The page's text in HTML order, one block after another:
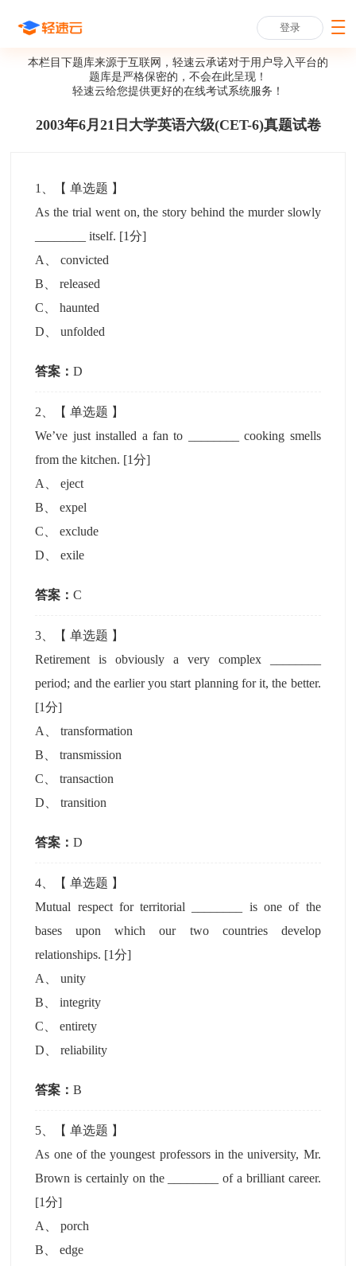
登录
本栏目下题库来源于互联网，轻速云承诺对于用户导入平台的
题库是严格保密的，不会在此呈现！
轻速云给您提供更好的在线考试系统服务！
2003年6月21日大学英语六级(CET-6)真题试卷
1 、【单选题 】
As the trial went on, the story behind the murder slowly
________ itself. [1分]
A
、convicted
B 、released
C 、haunted
D 、unfolded
答案：D
2 、【单选题 】
We’ve just installed a fan to ________ cooking smells
from the kitchen. [1分]
A
、eject
B 、expel
C 、exclude
D 、exile
答案：C
3 、【单选题 】
Retirement is obviously a very complex ________
period; and the earlier you start planning for it, the better.
[1分]
A
、transformation
B 、transmission
C 、transaction
D 、transition
答案：D
4 、【单选题 】
Mutual respect for territorial ________ is one of the
bases upon which our two countries develop
relationships. [1分]
A
、unity
B 、integrity
C 、entirety
D 、reliability
答案：B
5 、【单选题 】
As one of the youngest professors in the university, Mr.
Brown is certainly on the ________ of a brilliant career.
[1分]
A
、porch
B 、edge